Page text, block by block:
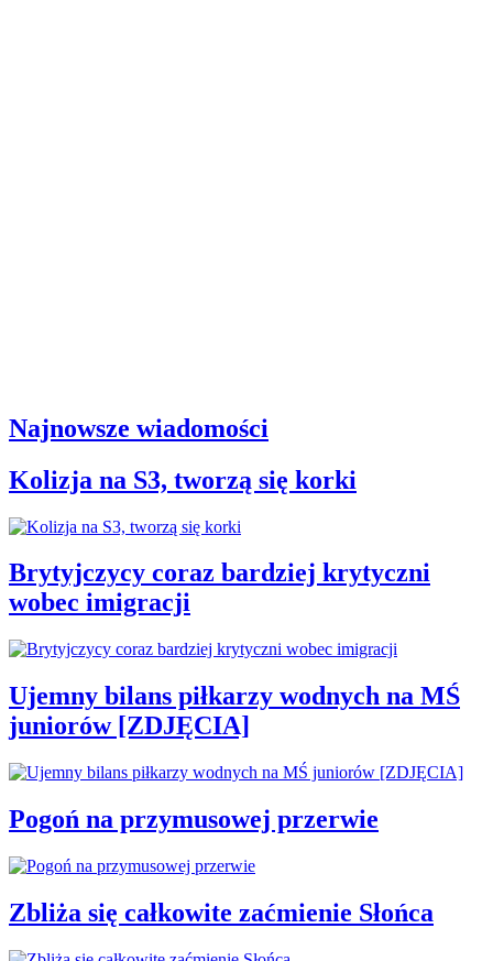
Najnowsze wiadomości
Kolizja na S3, tworzą się korki
Brytyjczycy coraz bardziej krytyczni
wobec imigracji
Ujemny bilans piłkarzy wodnych na MŚ
juniorów [ZDJĘCIA]
Pogoń na przymusowej przerwie
Zbliża się całkowite zaćmienie Słońca